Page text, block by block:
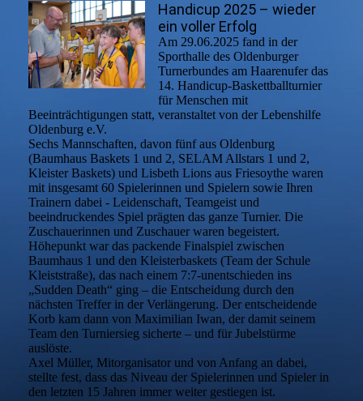
Handicup 2025 – wieder
ein voller Erfolg
Am 29.06.2025 fand in der
Sporthalle des Oldenburger
Turnerbundes am Haarenufer das
14. Handicup-Baskettballturnier
für Menschen mit
Beeinträchtigungen statt, veranstaltet von der Lebenshilfe
Oldenburg e.V.
Sechs Mannschaften, davon fünf aus Oldenburg
(Baumhaus Baskets 1 und 2, SELAM Allstars 1 und 2,
Kleister Baskets) und Lisbeth Lions aus Friesoythe waren
mit insgesamt 60 Spielerinnen und Spielern sowie Ihren
Trainern dabei - Leidenschaft, Teamgeist und
beeindruckendes Spiel prägten das ganze Turnier. Die
Zuschauerinnen und Zuschauer waren begeistert.
Höhepunkt war das packende Finalspiel zwischen
Baumhaus 1 und den Kleisterbaskets (Team der Schule
Kleiststraße), das nach einem 7:7-unentschieden ins
„Sudden Death“ ging – die Entscheidung durch den
nächsten Treffer in der Verlängerung. Der entscheidende
Korb kam dann von Maximilian Iwan, der damit seinem
Team den Turniersieg sicherte – und für Jubelstürme
auslöste.
Axel Müller, Mitorganisator und von Anfang an dabei,
stellte fest, dass das Niveau der Spielerinnen und Spieler in
den letzten 15 Jahren immer weiter gestiegen ist.